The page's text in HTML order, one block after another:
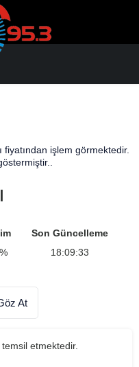
fiyatından işlem görmektedir.
%
Son Güncelleme
18:09:33
At
etmektedir.